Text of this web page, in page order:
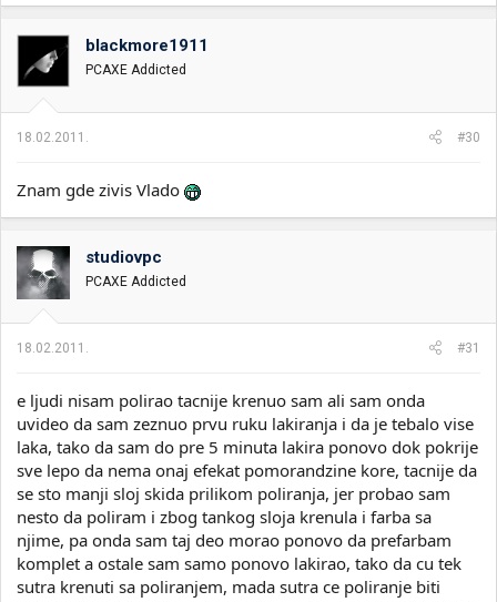
blackmore1911
PCAXE Addicted
18.02.2011. #30
Znam gde zivis Vlado
studiovpc
PCAXE Addicted
18.02.2011. #31
e ljudi nisam polirao tacnije krenuo sam ali sam onda
uvideo da sam zeznuo prvu ruku lakiranja i da je tebalo vise
laka, tako da sam do pre 5 minuta lakira ponovo dok pokrije
sve lepo da nema onaj efekat pomorandzine kore, tacnije da
se sto manji sloj skida prilikom poliranja, jer probao sam
nesto da poliram i zbog tankog sloja krenula i farba sa
njime, pa onda sam taj deo morao ponovo da prefarbam
komplet a ostale sam samo ponovo lakirao, tako da cu tek
sutra krenuti sa poliranjem, mada sutra ce poliranje biti